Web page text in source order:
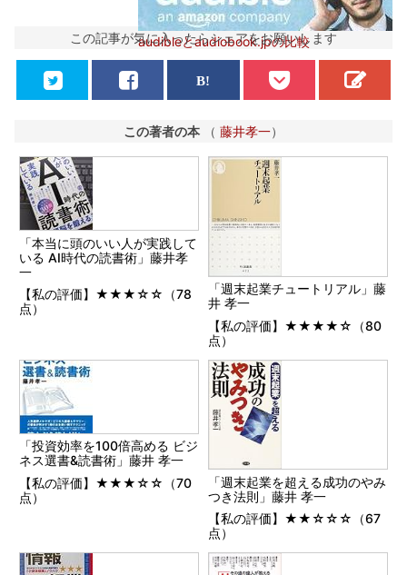
audibleとaudiobook.jpの比較
この記事が気に入ったらシェアをお願いします
この著者の本 （ 藤井孝一）
「本当に頭のいい人が実践して
いる AI時代の読書術」藤井孝
一
【私の評価】★★★☆☆（78
点）
「週末起業チュートリアル」藤
井 孝一
【私の評価】★★★★☆（80
点）
「投資効率を100倍高める ビジ
ネス選書&読書術」藤井 孝一
【私の評価】★★★☆☆（70
点）
「週末起業を超える成功のやみ
つき法則」藤井 孝一
【私の評価】★★☆☆☆（67
点）